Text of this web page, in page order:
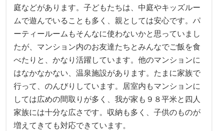
庭などがあります。子どもたちは、中庭やキッズルー
ムで遊んでいることも多く、親としては安心です。パ
ーティールームもそんなに使わないかと思っていまし
たが、マンション内のお友達たちとみんなでご飯を食
べたりと、かなり活躍しています。他のマンションに
はなかなかない、温泉施設があります。たまに家族で
行って、のんびりしています。居室内もマンションに
しては広めの間取りが多く、我が家も９８平米と四人
家族には十分な広さです。収納も多く、子供のものが
増えてきても対応できています。